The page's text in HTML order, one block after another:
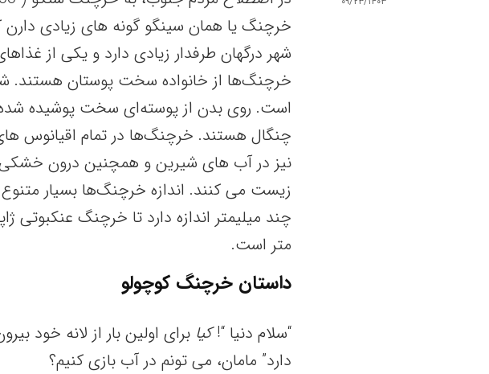
خرچنگ‌ یا همان سینگو گونه‌ های زیادی
شهر درگهان طرفدار زیادی دارد و یکی‌ از
خرچنگ‌ها از خانواده سخت‌ پوستان هستند.
است‌. روی بدن از پوسته‌ای سخت‌ پوشیده
چنگال هستند. خرچنگ‌ها در تمام اقیانوس
نیز در آب های شیرین‌ و همچنین‌ درون خشکی‌
زیست‌ می کنند. اندازه خرچنگ‌ها بسیار
متر است‌.
داستان خرچنگ کوچولو
“سلام دنیا “!کیا برای اولین‌ بار از لانه‌ خود
دارد” مامان، می‌ تونم‌ در آب بازی کنیم‌؟